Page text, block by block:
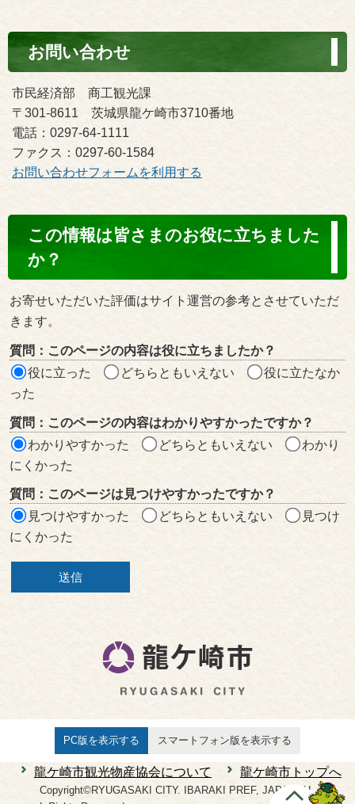
お問い合わせ
市民経済部 商工観光課
〒301-8611 茨城県龍ケ崎市3710番地
電話：0297-64-1111
ファクス：0297-60-1584
お問い合わせフォームを利用する
ン
ン
ツ
評
価
ア
この情報は皆さまのお役に立ちました
か？
お寄せいただいた評価はサイト運営の参考とさせていただ
きます。
質問：このページの内容は役に立ちましたか？
役に立った
どちらともいえない
役に立たなか
った
質問：このページの内容はわかりやすかったですか？
わかりやすかった
どちらともいえない
わかり
にくかった
質問：このページは見つけやすかったですか？
見つけやすかった
どちらともいえない
見つけ
にくかった
PC版を表示する スマートフォン版を表示する
龍ケ崎市観光物産協会について 龍ケ崎市トップへ
Copyright©RYUGASAKI CITY. IBARAKI PREF, JAPAN. AL